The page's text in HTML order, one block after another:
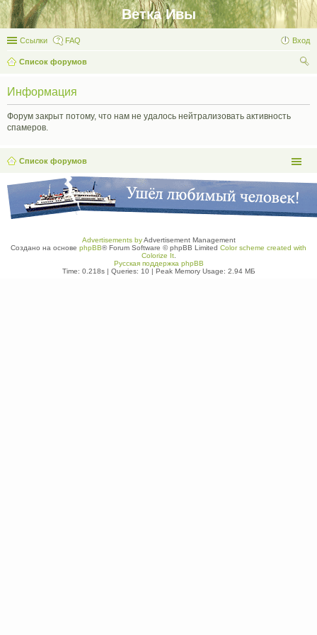
Ветка Ивы
Ссылки FAQ Вход
Список форумов
Информация
Форум закрыт потому, что нам не удалось нейтрализовать активность
спамеров.
Список форумов
Advertisements byAdvertisement Management
Создано на основе phpBB® Forum Software © phpBB Limited Color scheme created with
Colorize It.
Русская поддержка phpBB
Time: 0.218s| Queries: 10| Peak Memory Usage: 2.94 МБ